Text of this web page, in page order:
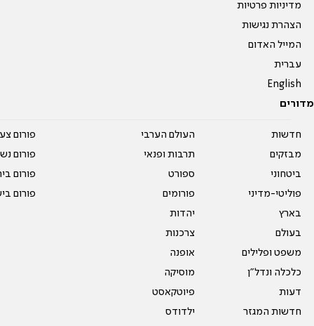
מדיניות פרטיות
הצהרת נגישות
המייל האדום
עברית
English
מדורים
חדשות
מבזקים
ביטחוני
פוליטי-מדיני
בארץ
בעולם
משפט ופלילים
כלכלה ונדל"ן
דעות
חדשות המגזר
העולם הערבי
תרבות ופנאי
ספורט
פורומים
יהדות
צרכנות
אופנה
מוסיקה
פיוטקאסט
ילדודס
פורום
פורום
פורום
פורום